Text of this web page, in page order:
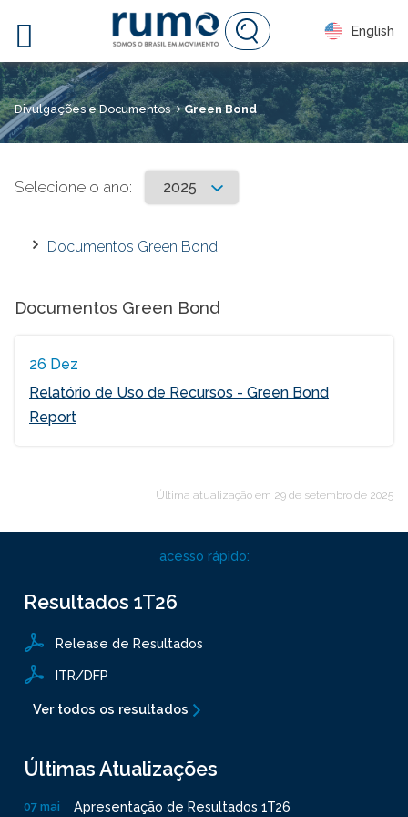
English

Divulgações e Documentos Green Bond
Selecione o ano:
Documentos Green Bond
Documentos Green Bond
26 Dez
Relatório de Uso de Recursos - Green Bond
Report
Última atualização em 29 de setembro de 2025
acesso rápido:
Resultados 1T26
Release de Resultados
ITR/DFP
Ver todos os resultados
Últimas Atualizações
07 mai Apresentação de Resultados 1T26